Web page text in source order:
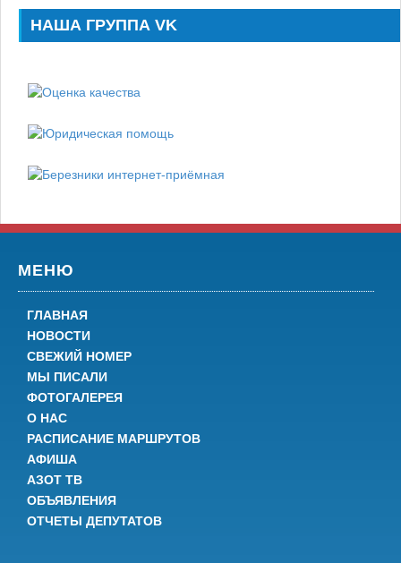
НАША ГРУППА VK
МЕНЮ
ГЛАВНАЯ
НОВОСТИ
СВЕЖИЙ НОМЕР
МЫ ПИСАЛИ
ФОТОГАЛЕРЕЯ
О НАС
РАСПИСАНИЕ МАРШРУТОВ
АФИША
АЗОТ ТВ
ОБЪЯВЛЕНИЯ
ОТЧЕТЫ ДЕПУТАТОВ